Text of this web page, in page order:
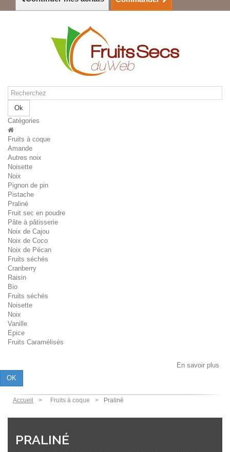
Ok
Catégories
Fruits à coque
Amande
Autres noix
Noisette
Noix
Pignon de pin
Pistache
Praliné
Fruit sec en poudre
Pâte à pâtisserie
Noix de Cajou
Noix de Coco
Noix de Pécan
Fruits séchés
Cranberry
Raisin
Bio
Fruits séchés
Noisette
Noix
Vanille
Epice
Fruits Caramélisés
En savoir plus
OK
Accueil Fruits à coque Praliné
PRALINÉ